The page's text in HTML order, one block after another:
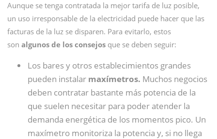
Aunque se tenga contratada la mejor tarifa de luz posible,
un uso irresponsable de la electricidad puede hacer que las
facturas de la luz se disparen. Para evitarlo, estos
son algunos de los consejos que se deben seguir:
Los bares y otros establecimientos grandes
pueden instalar maxímetros. Muchos negocios
deben contratar bastante más potencia de la
que suelen necesitar para poder atender la
demanda energética de los momentos pico. Un
maxímetro monitoriza la potencia y, si no llega